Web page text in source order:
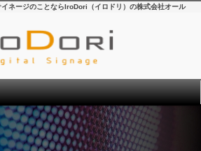
ネージのことならIroDori（イロドリ）の株式会社オール